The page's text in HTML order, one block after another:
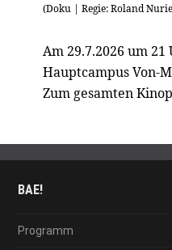
(Doku | Regie: Roland
Am 29.7.2026 um
Hauptcampus Von-
Zum gesamten
BAE!
Programm